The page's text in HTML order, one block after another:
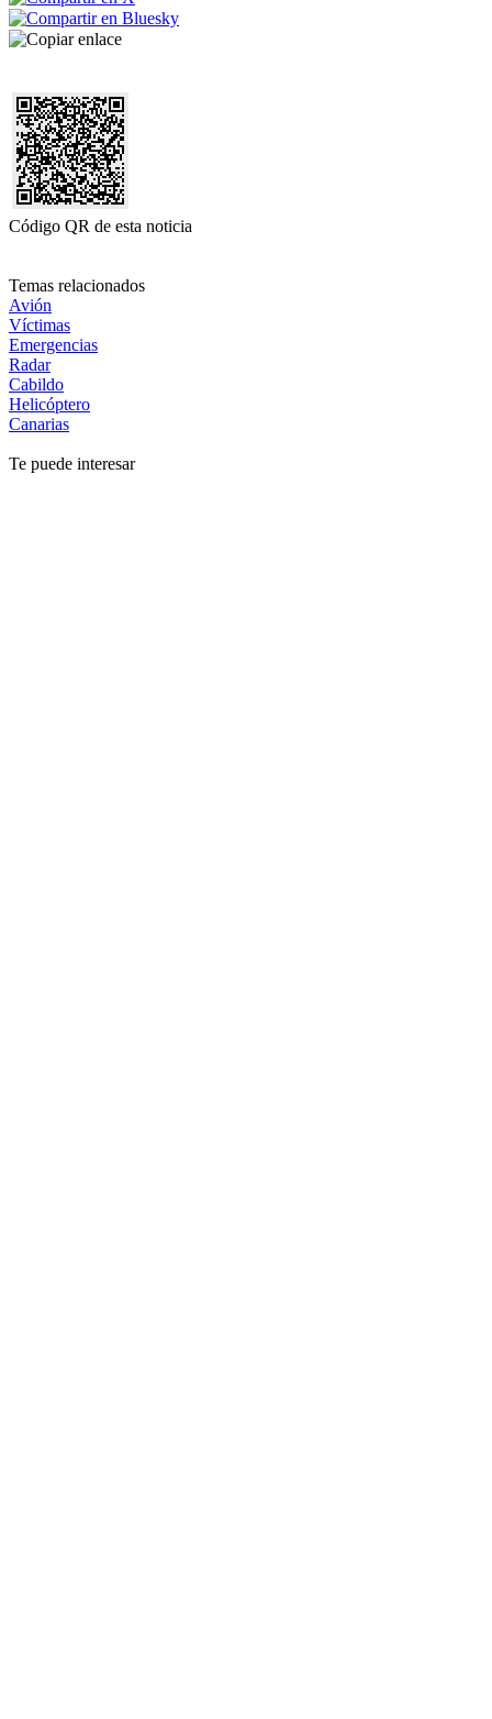
Código QR de esta noticia
Temas relacionados
Avión
Víctimas
Emergencias
Radar
Cabildo
Helicóptero
Canarias
Te puede interesar